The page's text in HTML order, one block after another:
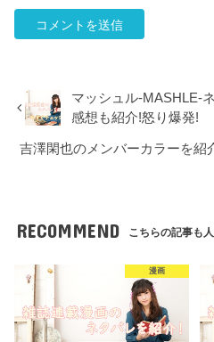
マッシュル-MASHLE-
感想も紹介!怒り爆発!
吉澤閑也のメンバーカラーを紹
RECOMMEND こちらの記事も人
漫画